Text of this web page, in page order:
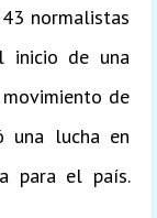
normalistas
inicio de una
de
una lucha en
para el país.